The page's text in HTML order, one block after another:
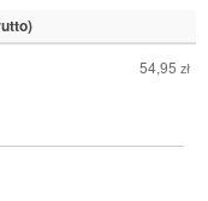
54,95 zł